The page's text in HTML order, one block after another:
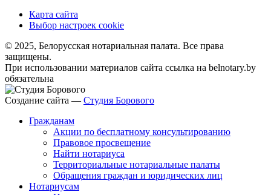
Карта сайта
Выбор настроек cookie
© 2025, Белорусская нотариальная палата. Все права
защищены.
При использовании материалов сайта ссылка на belnotary.by
обязательна
Создание сайта — Студия Борового
Гражданам
Акции по бесплатному консультированию
Правовое просвещение
Найти нотариуса
Территориальные нотариальные палаты
Обращения граждан и юридических лиц
Нотариусам